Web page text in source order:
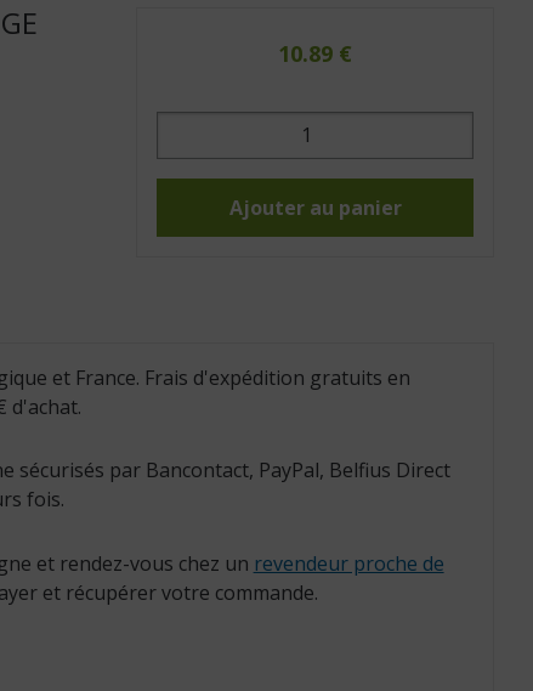
10.89 €
quantité
orange
813109)
Ajouter au panier
et France. Frais d'expédition gratuits en
d'achat.
sécurisés par Bancontact, PayPal, Belfius Direct
fois.
et rendez-vous chez un revendeur proche de
et récupérer votre commande.